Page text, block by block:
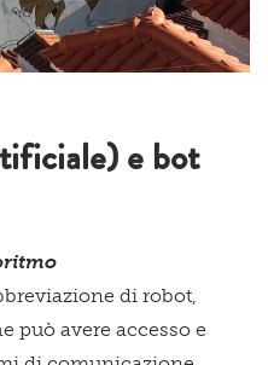
e bot
di robot,
può avere accesso e